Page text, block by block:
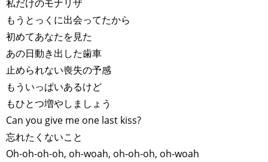
私だけのモナリザ
もうとっくに出会ってたから
初めてあなたを見た
あの日動き出した歯車
止められない喪失の予感
もういっぱいあるけど
もひとつ増やしましょう
Can you give me one last kiss?
忘れたくないこと
Oh-oh-oh-oh, oh-woah, oh-oh-oh, oh-woah